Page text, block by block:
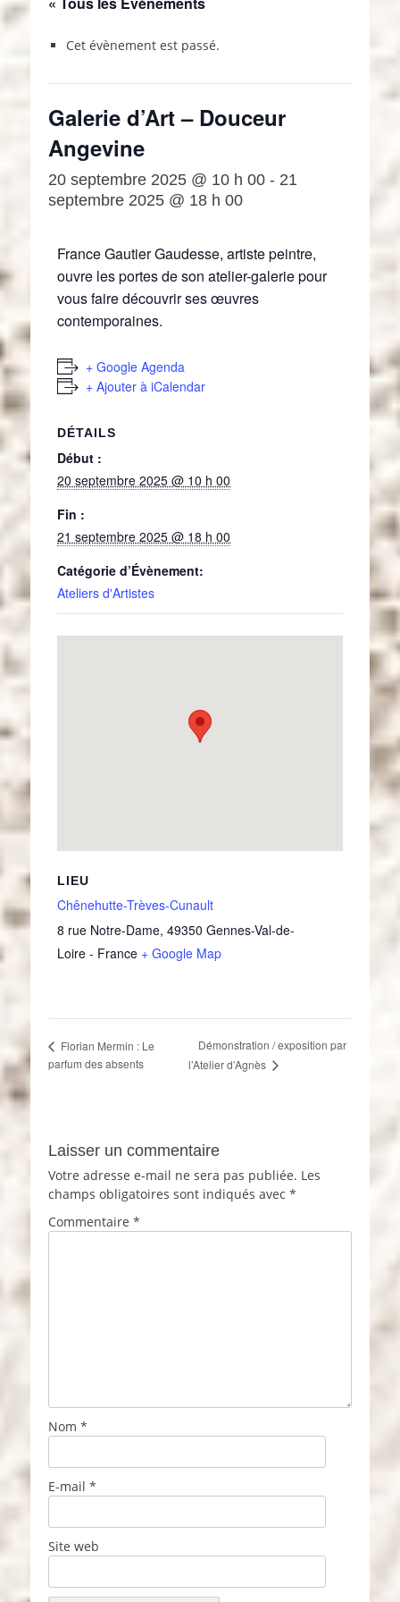
Cet évènement est passé.
Galerie d’Art – Douceur
Angevine
20 septembre 2025 @ 10 h 00 - 21
septembre 2025 @ 18 h 00
France Gautier Gaudesse, artiste peintre,
ouvre les portes de son atelier-galerie pour
vous faire découvrir ses œuvres
contemporaines.
+ Google Agenda
+ Ajouter à iCalendar
DÉTAILS
Début :
20 septembre 2025 @ 10 h 00
Fin :
21 septembre 2025 @ 18 h 00
Catégorie d’Évènement:
Ateliers d'Artistes
LIEU
Chênehutte-Trèves-Cunault
8 rue Notre-Dame, 49350 Gennes-Val-de-
Loire - France + Google Map
Florian Mermin : Le
parfum des absents
Démonstration / exposition par
l’Atelier d’Agnès
Laisser un commentaire
Votre adresse e-mail ne sera pas publiée. Les
champs obligatoires sont indiqués avec *
Commentaire *
Nom *
E-mail *
Site web